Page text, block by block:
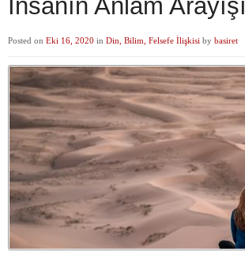
İnsanın Anlam Arayışı
Posted on Eki 16, 2020 in Din, Bilim, Felsefe İlişkisi by basiret